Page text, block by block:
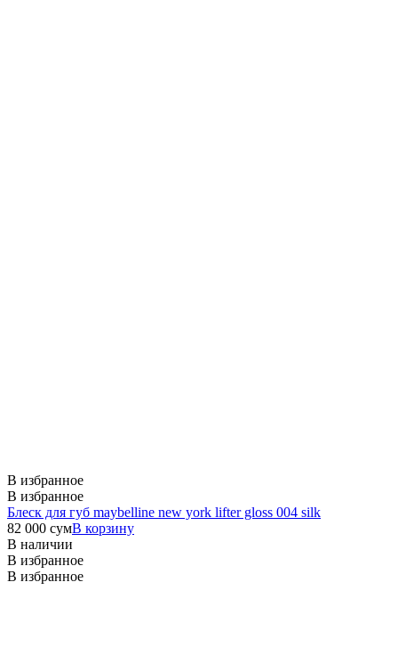
В избранное
В избранное
Блеск для губ maybelline new york lifter gloss 004 silk
82 000 сумВ корзину
В наличии
В избранное
В избранное